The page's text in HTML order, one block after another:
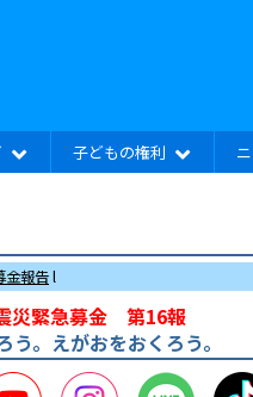
子どもの権利
金報告l
災緊急募金 第16報
う。えがおをおくろう。
YouTube Instagram LINE